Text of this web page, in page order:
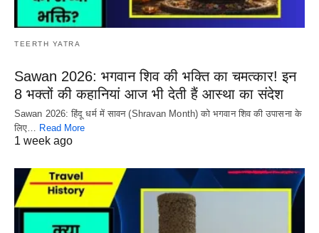
TEERTH YATRA
Sawan 2026: भगवान शिव की भक्ति का चमत्कार! इन
8 भक्तों की कहानियां आज भी देती हैं आस्था का संदेश
Sawan 2026: हिंदू धर्म में सावन (Shravan Month) को भगवान शिव की उपासना के
लिए… Read More
1 week ago